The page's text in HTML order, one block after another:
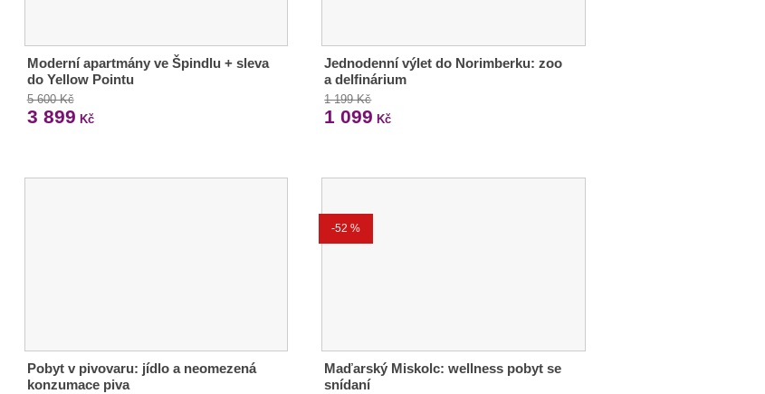
Moderní apartmány ve Špindlu + sleva
do Yellow Pointu
5 600 Kč
3 899 Kč
Jednodenní výlet do Norimberku: zoo
a delfinárium
1 199 Kč
1 099 Kč
Pobyt v pivovaru: jídlo a neomezená
konzumace piva
-52 %
Maďarský Miskolc: wellness pobyt se
snídaní